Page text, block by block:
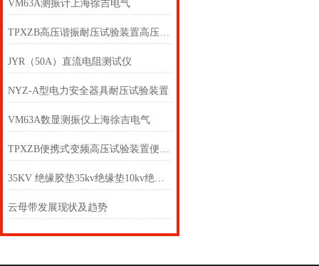
VM63A测振计上海徐吉电气
TPXZB高压谐振耐压试验装置高压串联谐振试验装置
JYR（50A）直流电阻测试仪
NYZ-A型电力安全器具耐压试验装置
VM63A数显测振仪上海徐吉电气
TPXZB便携式变频高压试验装置便携式变频高压试验仪
35KV 绝缘胶垫35kv绝缘垫10kv绝缘垫
云母带发展现状及趋势